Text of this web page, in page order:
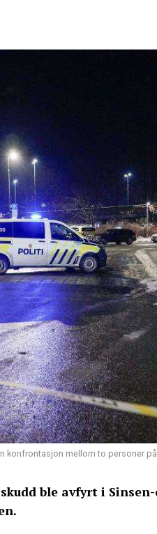
mellom to personer
ble avfyrt i